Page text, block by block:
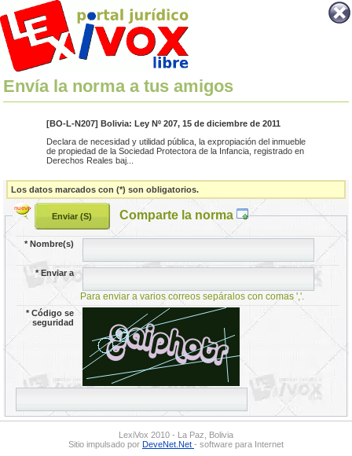
Envía la norma a tus amigos
[BO-L-N207] Bolivia: Ley Nº 207, 15 de diciembre de 2011
Declara de necesidad y utilidad pública, la expropiación del inmueble
de propiedad de la Sociedad Protectora de la Infancia, registrado en
Derechos Reales baj...
Los datos marcados con (*) son obligatorios.
Comparte la norma
*Nombre(s)
*Enviar a
Para enviar a varios correos sepáralos con comas ','.
*Código se
seguridad
LexiVox 2010 - La Paz, Bolivia
Sitio impulsado por DeveNet.Net - software para Internet